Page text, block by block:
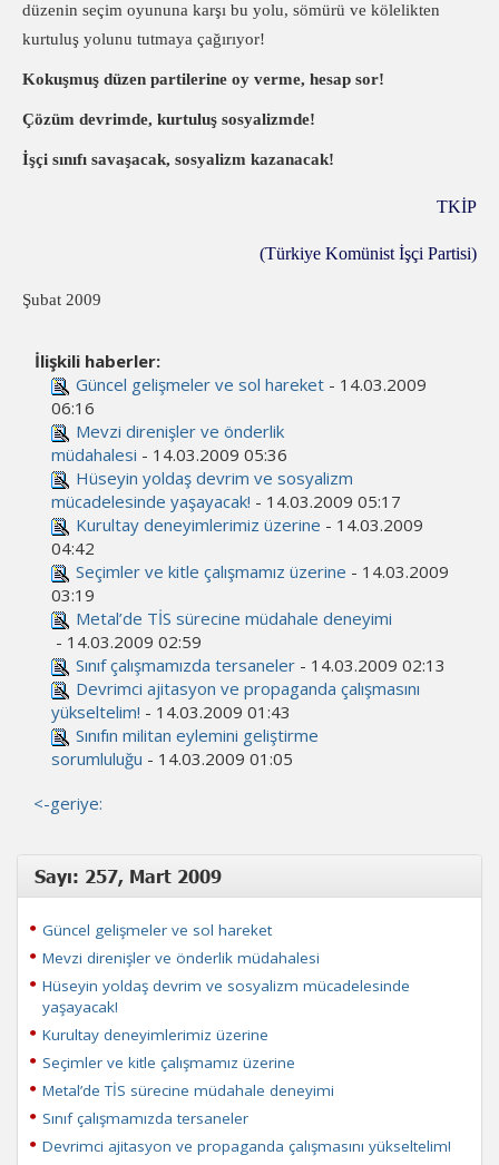
düzenin seçim oyununa karşı bu yolu, sömürü ve kölelikten
kurtuluş yolunu tutmaya çağırıyor!
Kokuşmuş düzen partilerine oy verme, hesap sor!
Çözüm devrimde, kurtuluş sosyalizmde!
İşçi sınıfı savaşacak, sosyalizm kazanacak!
TKİP
(Türkiye Komünist İşçi Partisi)
Şubat 2009
İlişkili haberler:
Güncel gelişmeler ve sol hareket - 14.03.2009
06:16
Mevzi direnişler ve önderlik
müdahalesi - 14.03.2009 05:36
Hüseyin yoldaş devrim ve sosyalizm
mücadelesinde yaşayacak! - 14.03.2009 05:17
Kurultay deneyimlerimiz üzerine - 14.03.2009
04:42
Seçimler ve kitle çalışmamız üzerine - 14.03.2009
03:19
Metal’de TİS sürecine müdahale deneyimi
- 14.03.2009 02:59
Sınıf çalışmamızda tersaneler - 14.03.2009 02:13
Devrimci ajitasyon ve propaganda çalışmasını
yükseltelim! - 14.03.2009 01:43
Sınıfın militan eylemini geliştirme
sorumluluğu - 14.03.2009 01:05
<-geriye:
Sayı: 257, Mart 2009
Güncel gelişmeler ve sol hareket
Mevzi direnişler ve önderlik müdahalesi
Hüseyin yoldaş devrim ve sosyalizm mücadelesinde
yaşayacak!
Kurultay deneyimlerimiz üzerine
Seçimler ve kitle çalışmamız üzerine
Metal’de TİS sürecine müdahale deneyimi
Sınıf çalışmamızda tersaneler
Devrimci ajitasyon ve propaganda çalışmasını yükseltelim!